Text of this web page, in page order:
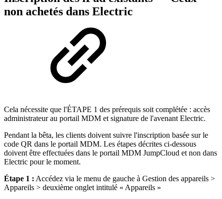
non achetés dans Electric
Cela nécessite que l'ÉTAPE 1 des prérequis soit complétée : accès
administrateur au portail MDM et signature de l'avenant Electric.
Pendant la bêta, les clients doivent suivre l'inscription basée sur le
code QR dans le portail MDM. Les étapes décrites ci-dessous
doivent être effectuées dans le portail MDM JumpCloud et non dans
Electric pour le moment.
Étape 1 : Accédez via le menu de gauche à Gestion des appareils >
Appareils > deuxième onglet intitulé « Appareils »